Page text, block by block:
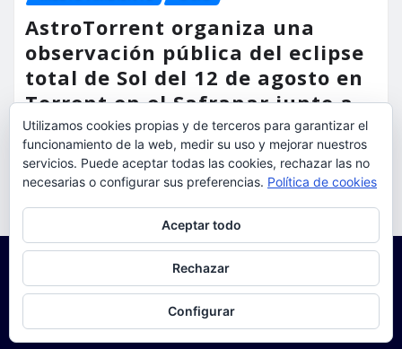
AstroTorrent organiza una
observación pública del eclipse
total de Sol del 12 de agosto en
Torrent en el Safranar junto a
las vías del AVE
torrent al dia Ago 5, 2026
Utilizamos cookies propias y de terceros para garantizar el
funcionamiento de la web, medir su uso y mejorar nuestros
servicios. Puede aceptar todas las cookies, rechazar las no
necesarias o configurar sus preferencias. Política de cookies
Aceptar todo
Rechazar
Configurar
Para obtener más información, incluido cómo gestionar las cookies,